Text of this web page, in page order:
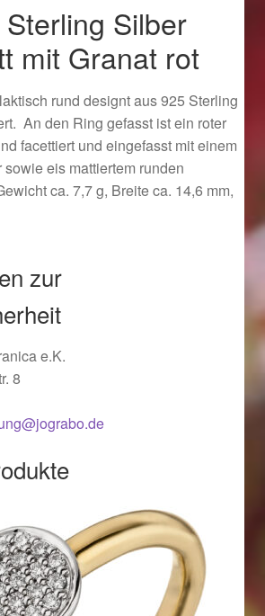
für Ostern 2015
für Ostern 2016
für Ostern 2017
für Ostern 2018
für Ostern 2020
für Ostern 2022
Silber
mit Granat rot
rund designt aus 925 Sterling
An den Ring gefasst ist ein roter
facettiert und eingefasst mit einem
eis mattiertem runden
ca. 7,7 g, Breite ca. 14,6 mm,
zur
e.K.
8